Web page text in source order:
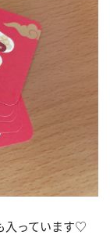
入っています♡